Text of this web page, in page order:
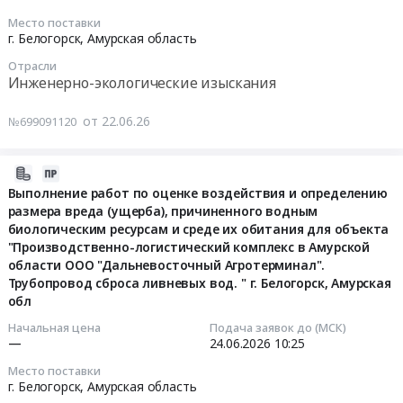
Место поставки
г. Белогорск,Амурская область
Отрасли
Инженерно-экологические изыскания
№699091120 от 22.06.26
Выполнение работ по оценке воздействия и определению
размера вреда (ущерба), причиненного водным
биологическим ресурсам и среде их обитания для объекта
"Производственно-логистический комплекс в Амурской
области ООО "Дальневосточный Агротерминал".
Трубопровод сброса ливневых вод. " г. Белогорск, Амурская
обл
Начальная цена
—
Подача заявок до (МСК)
24.06.2026 10:25
Место поставки
г. Белогорск,Амурская область